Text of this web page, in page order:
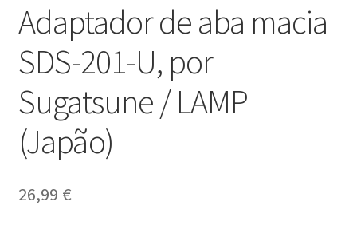
TERMOS
Adaptador de aba macia
SDS-201-U, por
Sugatsune / LAMP
(Japão)
26,99 €